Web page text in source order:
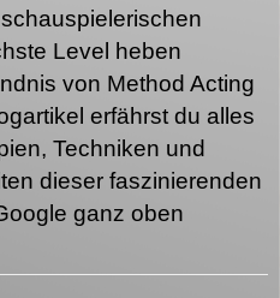
Level heben
von Method Acting
erfährst du alles
Techniken und
dieser faszinierenden
ganz oben